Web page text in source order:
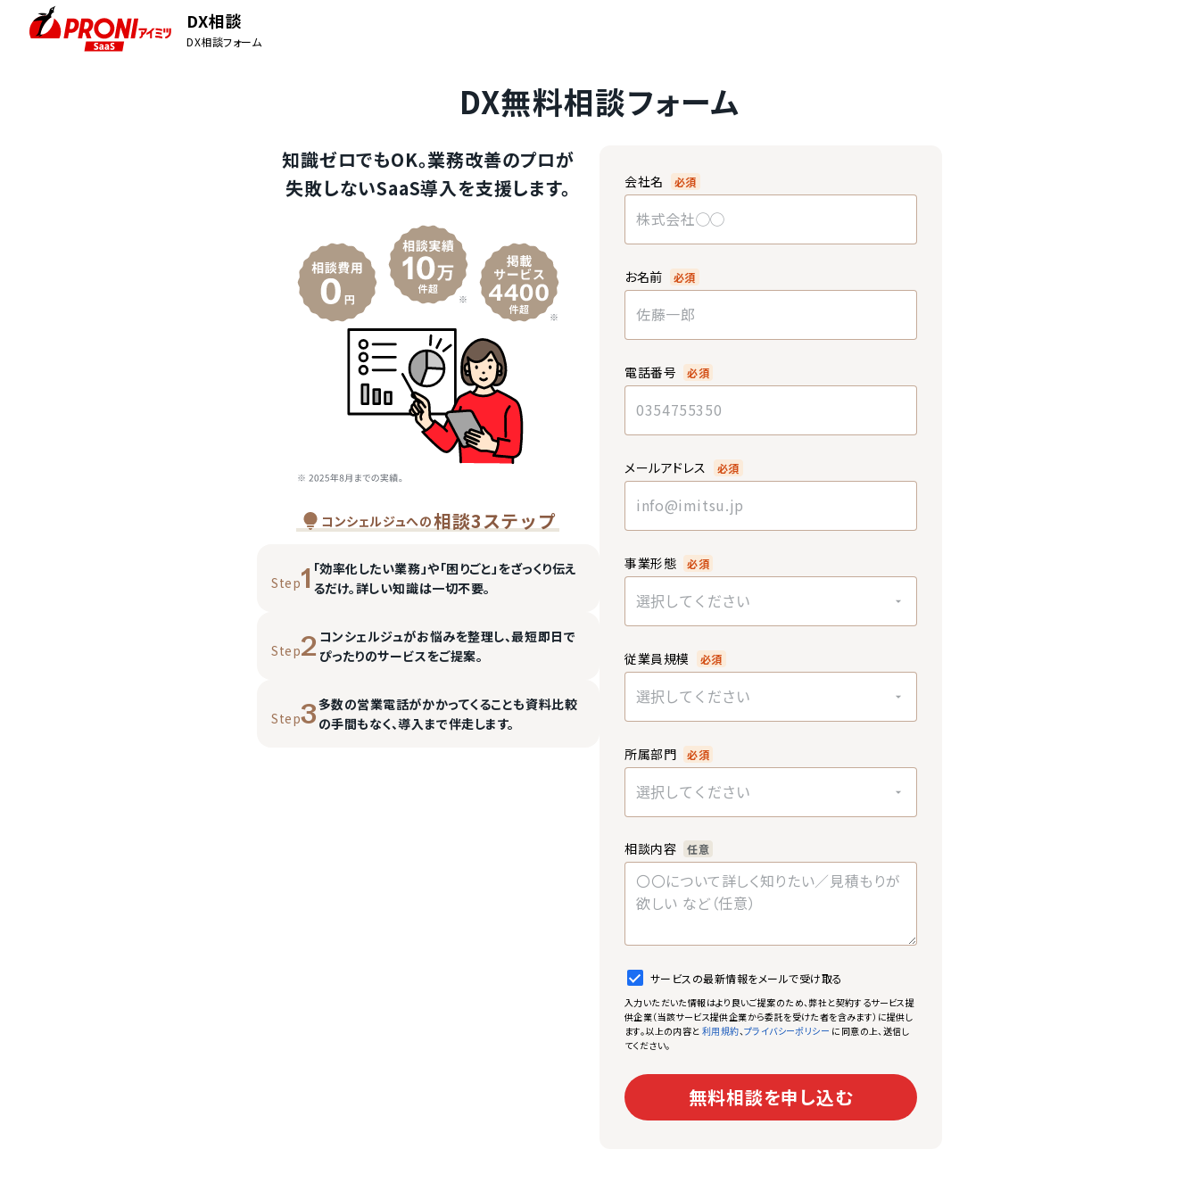
DX相談
DX相談フォーム
DX無料相談フォーム
知識ゼロでもOK。業務改善のプロが
失敗しないSaaS導入を支援します。
コンシェルジュへの相談3ステップ
Step1 「効率化したい業務」や「困りごと」をざっくり伝え
るだけ。詳しい知識は一切不要。
Step2 コンシェルジュがお悩みを整理し、最短即日で
ぴったりのサービスをご提案。
Step3多数の営業電話がかかってくることも資料比較
の手間もなく、導入まで伴走します。
会社名 必須
お名前 必須
電話番号 必須
メールアドレス 必須
事業形態 必須
選択してください
従業員規模 必須
選択してください
所属部門 必須
選択してください
相談内容 任意
サービスの最新情報をメールで受け取る
入力いただいた情報はより良いご提案のため、弊社と契約するサービス提
供企業（当該サービス提供企業から委託を受けた者を含みます）に提供し
ます。以上の内容と利用規約、プライバシーポリシー に同意の上、送信し
てください。
無料相談を申し込む